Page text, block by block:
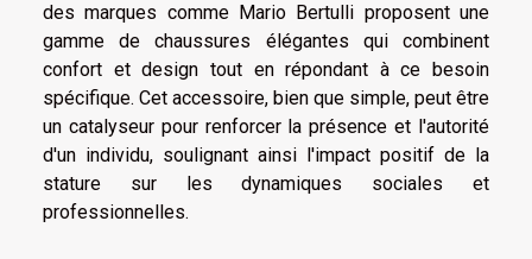
des marques comme Mario Bertulli proposent une
gamme de chaussures élégantes qui combinent
confort et design tout en répondant à ce besoin
spécifique. Cet accessoire, bien que simple, peut être
un catalyseur pour renforcer la présence et l'autorité
d'un individu, soulignant ainsi l'impact positif de la
stature sur les dynamiques sociales et
professionnelles.